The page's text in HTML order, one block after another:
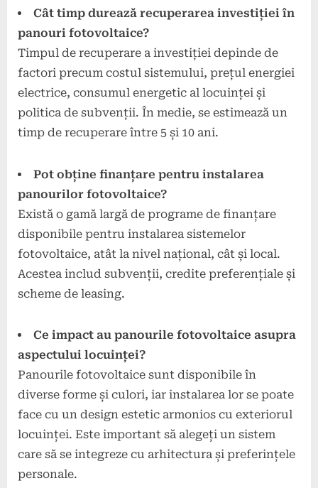
Cât timp durează recuperarea investiției în
panouri fotovoltaice?
Timpul de recuperare a investiției depinde de
factori precum costul sistemului, prețul energiei
electrice, consumul energetic al locuinței și
politica de subvenții. În medie, se estimează un
timp de recuperare între 5 și 10 ani.
Pot obține finanțare pentru instalarea
panourilor fotovoltaice?
Există o gamă largă de programe de finanțare
disponibile pentru instalarea sistemelor
fotovoltaice, atât la nivel național, cât și local.
Acestea includ subvenții, credite preferențiale și
scheme de leasing.
Ce impact au panourile fotovoltaice asupra
aspectului locuinței?
Panourile fotovoltaice sunt disponibile în
diverse forme și culori, iar instalarea lor se poate
face cu un design estetic armonios cu exteriorul
locuinței. Este important să alegeți un sistem
care să se integreze cu arhitectura și preferințele
personale.